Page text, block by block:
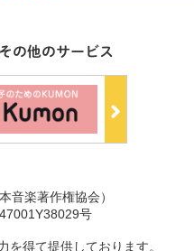
の他のサービス
音楽著作権協会）
号
得て提供しております。